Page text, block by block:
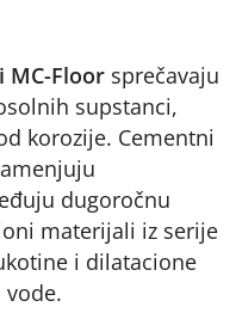
MC-Floor sprečavaju
supstanci,
korozije. Cementni
dugoročnu
materijali iz serije
i dilatacione